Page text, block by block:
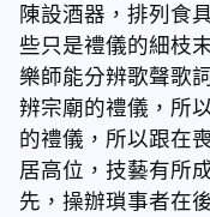
陳設酒器，排列食
些只是禮儀的細枝
樂師能分辨歌聲歌
辨宗廟的禮儀，所
的禮儀，所以跟在
居高位，技藝有所
先，操辦瑣事者在